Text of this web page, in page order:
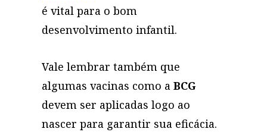
é vital para o bom
desenvolvimento infantil.
Vale lembrar também que
algumas vacinas como a BCG
devem ser aplicadas logo ao
nascer para garantir sua eficácia.